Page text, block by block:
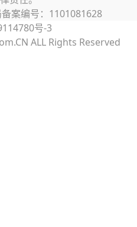
案编号：1101081628
号-3
ALL Rights Reserved